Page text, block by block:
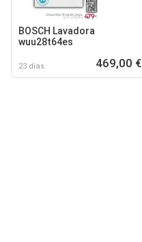
BOSCH Lavadora
wuu28t64es
23 días 469,00 €